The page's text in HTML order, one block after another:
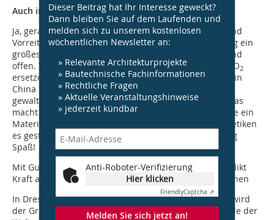
Auch international? Ist Deutschland hier Vorreiter?
Ja, gerade bei dem Thema Carbonbeton ist Deutschland
Vorreiter. Wir nutzen das in China, wir haben in Peking ein
großes Büro. Die Chinesen sind hier sehr neugierig und
offen. Wenn wir einmal Stahl durch Kohlenstoff aus CO2
ersetzen können, wäre das natürlich fantastisch. Und in
China ist das Bauvolumen, gerade im Wohnungsbau,
gewaltig. Ich selbst forsche nicht auf diesem Gebiet, das
macht Manfred Curbach. Aber ich erkenne schnell, wie ein
Material anwendbar, in welchen Typologien und Ästhetiken
es gestaltbar ist. Carbonbeton macht da gerade richtig
Spaß!
Mit Gunter Henn unterhielt sich DBZ-Redakteur Benedikt
Kraft am 30. April 2020 via Computer Gütersloh/München
In Dresden, so war in der Pressemitteilung zu lesen, „wird
der Grundstein für das allererste Carbonbetongebäude der
Dieser Beitrag hat Ihr Interesse geweckt?
Dann bleiben Sie auf dem Laufenden und
melden sich zu unserem kostenlosen
wöchentlichen Newsletter an:
» Relevante Architekturprojekte
» Bautechnische Fachinformationen
» Rechtliche Fragen
» Aktuelle Veranstaltungshinweise
» jederzeit kündbar
Anti-Roboter-Verifizierung
Hier klicken
FriendlyCaptcha ⇗
Melden Sie sich jetzt an!